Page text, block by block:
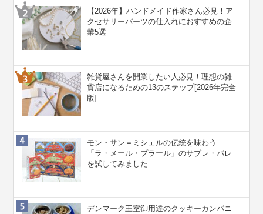
【2026年】ハンドメイド作家さん必見！ア
クセサリーパーツの仕入れにおすすめの企
業5選
雑貨屋さんを開業したい人必見！理想の雑
貨店になるための13のステップ[2026年完全
版]
モン・サン＝ミシェルの伝統を味わう
「ラ・メール・プラール」のサブレ・パレ
を試してみました
デンマーク王室御用達のクッキーカンパニ